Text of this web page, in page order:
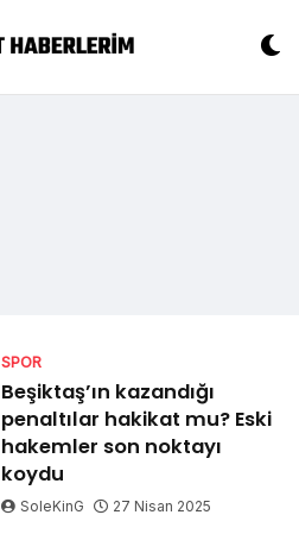
SPOR
Beşiktaş’ın kazandığı
penaltılar hakikat mu? Eski
hakemler son noktayı
koydu
SoleKinG 27 Nisan 2025